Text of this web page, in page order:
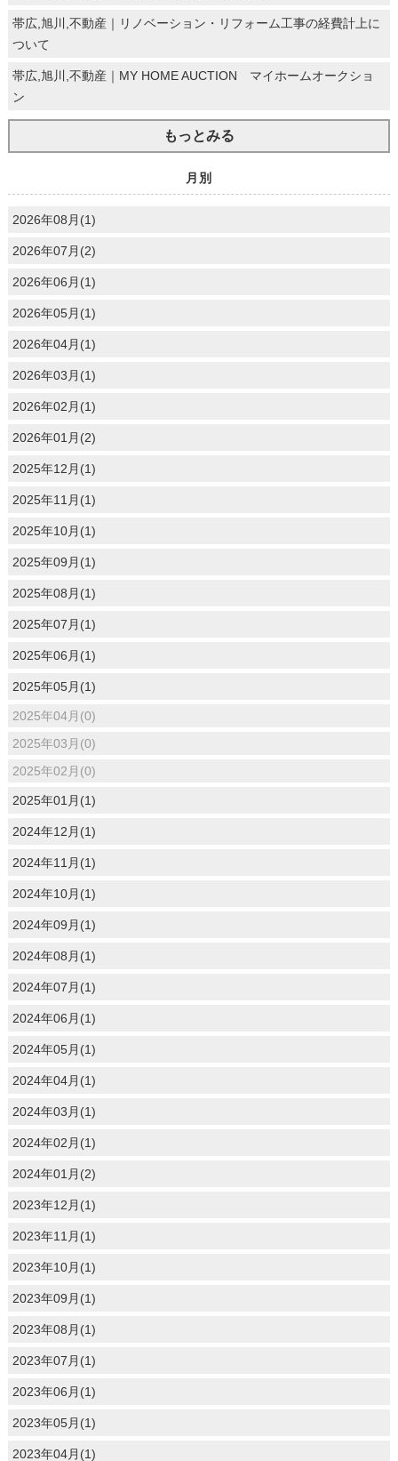
帯広,旭川,不動産｜リノベーション・リフォーム工事の経費計上に
ついて
帯広,旭川,不動産｜MY HOME AUCTION マイホームオークショ
ン
もっとみる
月別
2026年08月(1)
2026年07月(2)
2026年06月(1)
2026年05月(1)
2026年04月(1)
2026年03月(1)
2026年02月(1)
2026年01月(2)
2025年12月(1)
2025年11月(1)
2025年10月(1)
2025年09月(1)
2025年08月(1)
2025年07月(1)
2025年06月(1)
2025年05月(1)
2025年04月(0)
2025年03月(0)
2025年02月(0)
2025年01月(1)
2024年12月(1)
2024年11月(1)
2024年10月(1)
2024年09月(1)
2024年08月(1)
2024年07月(1)
2024年06月(1)
2024年05月(1)
2024年04月(1)
2024年03月(1)
2024年02月(1)
2024年01月(2)
2023年12月(1)
2023年11月(1)
2023年10月(1)
2023年09月(1)
2023年08月(1)
2023年07月(1)
2023年06月(1)
2023年05月(1)
2023年04月(1)